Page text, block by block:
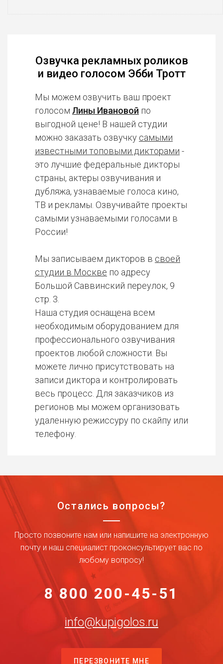
Озвучка рекламных роликов
и видео голосом Эбби Тротт
Мы можем озвучить ваш проект
голосом Лины Ивановой по
выгодной цене! В нашей студии
можно заказать озвучку самыми
известными топовыми дикторами -
это лучшие федеральные дикторы
страны, актеры озвучивания и
дубляжа, узнаваемые голоса кино,
ТВ и рекламы. Озвучивайте проекты
самыми узнаваемыми голосами в
России!
Мы записываем дикторов в своей
студии в Москве по адресу
Большой Саввинский переулок, 9
стр. 3.
Наша студия оснащена всем
необходимым оборудованием для
профессионального озвучивания
проектов любой сложности. Вы
можете лично присутствовать на
записи диктора и контролировать
весь процесс. Для заказчиков из
регионов мы можем организовать
удаленную режиссуру по скайпу или
телефону.
Остались вопросы?
Просто позвоните нам или напишите на электронную
почту и наш специалист проконсультирует вас по
любому вопросу!
8 800 200-45-51
info@kupigolos.ru
ПЕРЕЗВОНИТЕ МНЕ